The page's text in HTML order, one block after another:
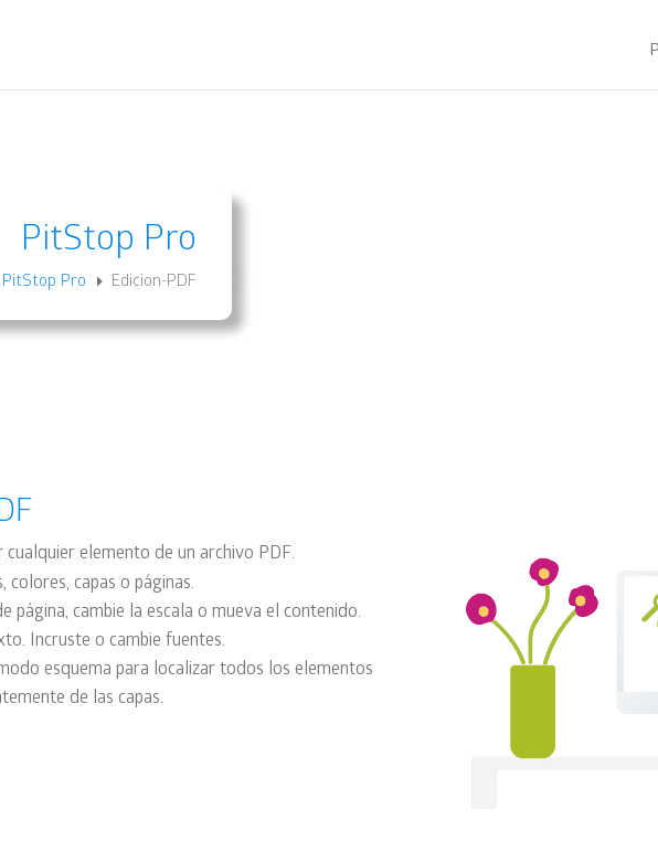
PitStop Pro
PitStop Pro E Edicion-PDF
cualquier elemento de un archivo PDF.
colores, capas o páginas.
página, cambie la escala o mueva el contenido.
Incruste o cambie fuentes.
esquema para localizar todos los elementos
de las capas.